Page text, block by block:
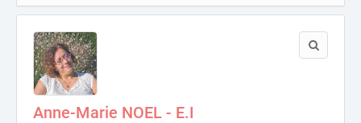
Anne-Marie NOEL - E.I